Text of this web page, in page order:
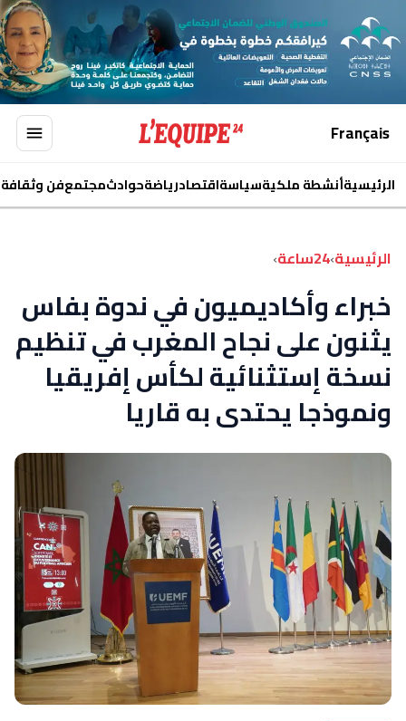
Français
الرئيسيةأنشطة ملكيةسياسةاقتصادرياضةحوادثمجتمعفن وثقافة
الرئيسية›24ساعة ›
خبراء وأكاديميون في ندوة بفاس
يثنون على نجاح المغرب في تنظيم
نسخة إستثنائية لكأس إفريقيا
ونموذجا يحتدى به قاريا